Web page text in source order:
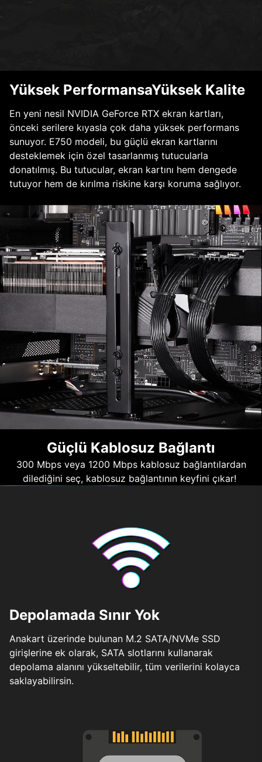
Yüksek PerformansaYüksek Kalite
En yeni nesil NVIDIA GeForce RTX ekran kartları,
önceki serilere kıyasla çok daha yüksek performans
sunuyor. E750 modeli, bu güçlü ekran kartlarını
desteklemek için özel tasarlanmış tutucularla
donatılmış. Bu tutucular, ekran kartını hem dengede
tutuyor hem de kırılma riskine karşı koruma sağlıyor.
Güçlü Kablosuz Bağlantı
300 Mbps veya 1200 Mbps kablosuz bağlantılardan
dilediğini seç, kablosuz bağlantının keyfini çıkar!
Depolamada Sınır Yok
Anakart üzerinde bulunan M.2 SATA/NVMe SSD
girişlerine ek olarak, SATA slotlarını kullanarak
depolama alanını yükseltebilir, tüm verilerini kolayca
saklayabilirsin.